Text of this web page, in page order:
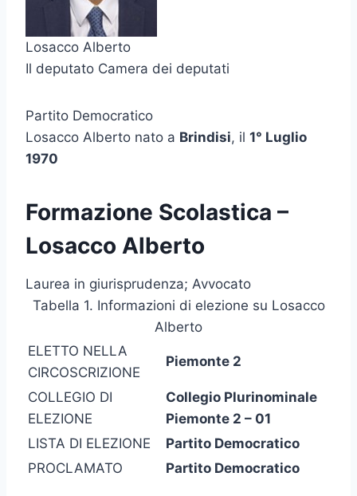
Losacco Alberto
Il deputato Camera dei deputati
Partito Democratico
Losacco Alberto nato a Brindisi, il 1° Luglio
1970
Formazione Scolastica –
Losacco Alberto
Laurea in giurisprudenza; Avvocato
Tabella 1. Informazioni di elezione su Losacco
Alberto
ELETTO NELLA
CIRCOSCRIZIONE
Piemonte 2
COLLEGIO DI
ELEZIONE
Collegio Plurinominale
Piemonte 2 – 01
LISTA DI ELEZIONE
Partito Democratico
PROCLAMATO
Partito Democratico